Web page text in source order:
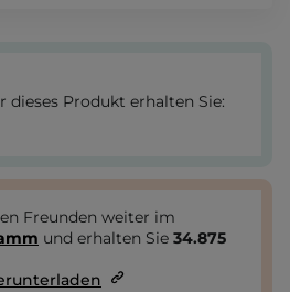
dieses Produkt erhalten Sie:
Freunden weiter im
und erhalten Sie 34.875